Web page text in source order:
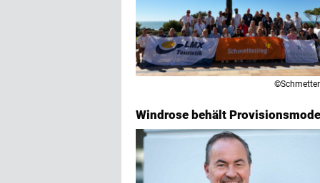
Windrose behält